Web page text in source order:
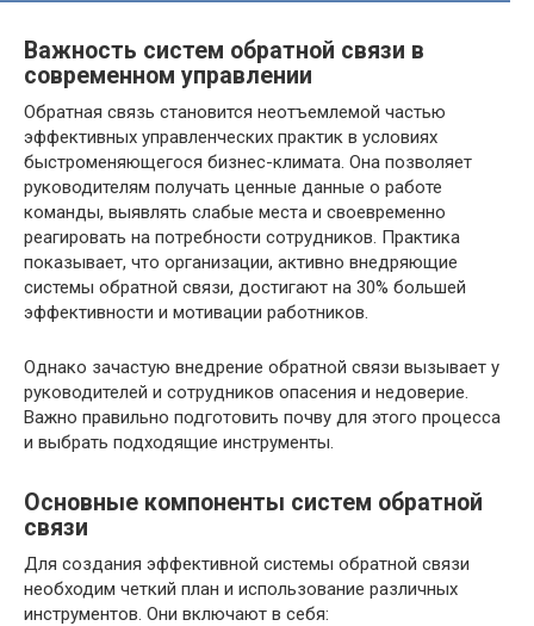
Важность систем обратной связи в
современном управлении
Обратная связь становится неотъемлемой частью
эффективных управленческих практик в условиях
быстроменяющегося бизнес-климата. Она позволяет
руководителям получать ценные данные о работе
команды, выявлять слабые места и своевременно
реагировать на потребности сотрудников. Практика
показывает, что организации, активно внедряющие
системы обратной связи, достигают на 30% большей
эффективности и мотивации работников.
Однако зачастую внедрение обратной связи вызывает у
руководителей и сотрудников опасения и недоверие.
Важно правильно подготовить почву для этого процесса
и выбрать подходящие инструменты.
Основные компоненты систем обратной
связи
Для создания эффективной системы обратной связи
необходим четкий план и использование различных
инструментов. Они включают в себя: